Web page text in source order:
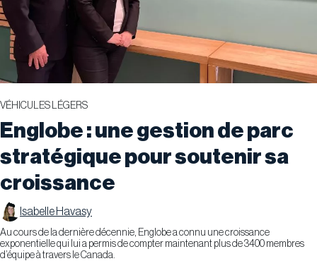
VÉHICULES LÉGERS
Englobe : une gestion de parc
stratégique pour soutenir sa
croissance
Isabelle Havasy
​Au cours de la dernière décennie, Englobe a connu une croissance
exponentielle qui lui a permis de compter maintenant plus de 3400 membres
d’équipe à travers le Canada.